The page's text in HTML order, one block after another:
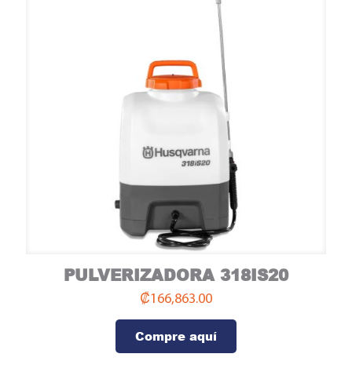
Compre aquí
PULVERIZADORA 318IS20
₡166,863.00
Compre aquí